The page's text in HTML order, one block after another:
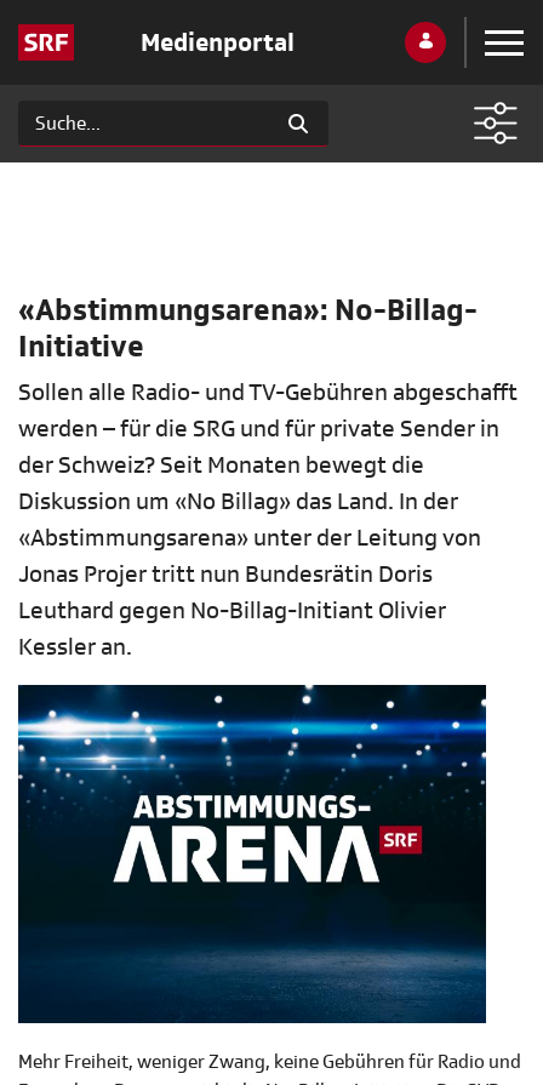
Medienportal
«Abstimmungsarena»: No-Billag-
Initiative
Sollen alle Radio- und TV-Gebühren abgeschafft
werden – für die SRG und für private Sender in
der Schweiz? Seit Monaten bewegt die
Diskussion um «No Billag» das Land. In der
«Abstimmungsarena» unter der Leitung von
Jonas Projer tritt nun Bundesrätin Doris
Leuthard gegen No-Billag-Initiant Olivier
Kessler an.
Mehr Freiheit, weniger Zwang, keine Gebühren für Radio und